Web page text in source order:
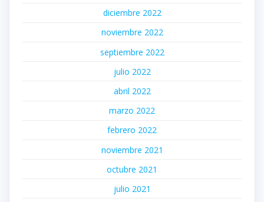
diciembre 2022
noviembre 2022
septiembre 2022
julio 2022
abril 2022
marzo 2022
febrero 2022
noviembre 2021
octubre 2021
julio 2021